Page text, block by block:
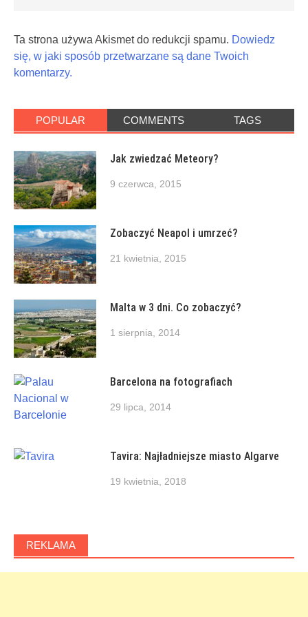
Ta strona używa Akismet do redukcji spamu. Dowiedz
się, w jaki sposób przetwarzane są dane Twoich
komentarzy.
POPULAR COMMENTS TAGS
Jak zwiedzać Meteory?
9 czerwca, 2015
Zobaczyć Neapol i umrzeć?
21 kwietnia, 2015
Malta w 3 dni. Co zobaczyć?
1 sierpnia, 2014
Barcelona na fotografiach
29 lipca, 2014
Tavira: Najładniejsze miasto Algarve
19 kwietnia, 2018
REKLAMA